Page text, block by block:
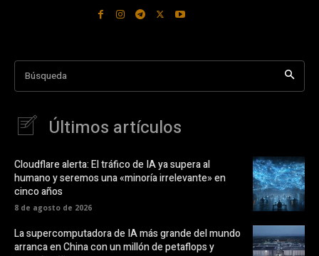
Búsqueda
Últimos artículos
Cloudflare alerta: El tráfico de IA ya supera al
humano y seremos una «minoría irrelevante» en
cinco años
8 de agosto de 2026
La supercomputadora de IA más grande del mundo
arranca en China con un millón de petaflops y